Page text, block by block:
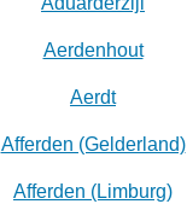
Aerdenhout
Aerdt
Afferden (Gelderland)
Afferden (Limburg)